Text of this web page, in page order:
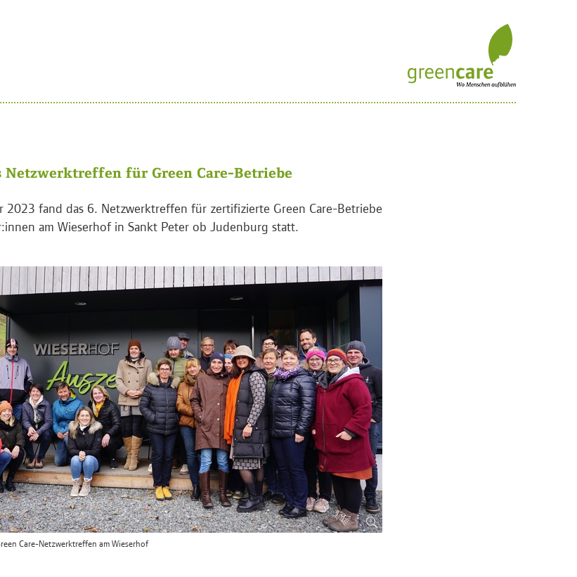
Netzwerktreffen für Green Care-Betriebe
2023 fand das 6. Netzwerktreffen für zertifizierte Green Care-Betriebe
am Wieserhof in Sankt Peter ob Judenburg statt.
Care-Netzwerktreffen am Wieserhof